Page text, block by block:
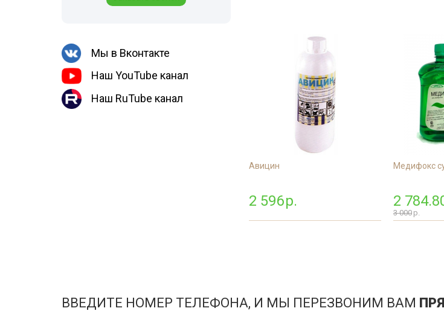
Медведка
Вши
Чешуйницы
Мы в Вконтакте
Наш YouTube канал
Наш RuTube канал
Авицин
2 596р.
Медифокс
2
3 000 р.
ВВЕДИТЕ НОМЕР ТЕЛЕФОНА, И МЫ ПЕРЕЗВОНИМ ВАМ